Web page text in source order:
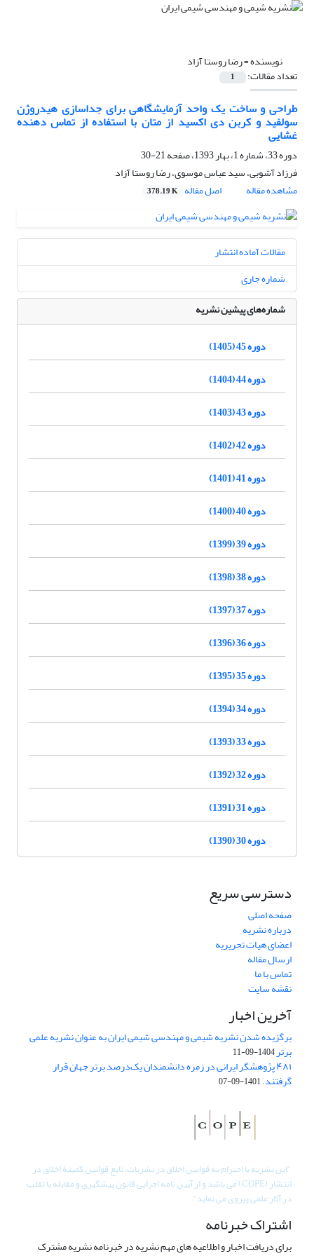
نویسنده =رضا روستا آزاد
تعداد مقالات: 1
طراحی و ساخت یک واحد آزمایشگاهی برای جداسازی هیدروژن
سولفید و کربن دی اکسید از متان با استفاده از تماس دهنده
غشایی
دوره 33، شماره 1، بهار 1393، صفحه
21-30
فرزاد آشوبی، سید عباس موسوی، رضا روستا آزاد
مشاهده مقاله
اصل مقاله 378.19 K
مقالات آماده انتشار
شماره جاری
شماره‌های پیشین نشریه
دوره 45 (1405)
دوره 44 (1404)
دوره 43 (1403)
دوره 42 (1402)
دوره 41 (1401)
دوره 40 (1400)
دوره 39 (1399)
دوره 38 (1398)
دوره 37 (1397)
دوره 36 (1396)
دوره 35 (1395)
دوره 34 (1394)
دوره 33 (1393)
دوره 32 (1392)
دوره 31 (1391)
دوره 30 (1390)
دسترسی سریع
صفحه اصلی
درباره نشریه
اعضای هیات تحریریه
ارسال مقاله
تماس با ما
نقشه سایت
آخرین اخبار
برگزیده شدن نشریه شیمی و مهندسی شیمی ایران به عنوان نشریه علمی
برتر1404-09-11
۴۸۱ پژوهشگر ایرانی در زمره دانشمندان یک‌درصد برتر جهان قرار
گرفتند.1401-09-07
"این نشریه با احترام به قوانین اخلاق در نشریات، تابع قوانین کمیتۀ اخلاق در
انتشار (COPE) می باشد و از آیین نامه اجرایی قانون پیشگیری و مقابله با تقلب
در آثار علمی پیروی می نماید".
اشتراک خبرنامه
برای دریافت اخبار و اطلاعیه های مهم نشریه در خبرنامه نشریه مشترک